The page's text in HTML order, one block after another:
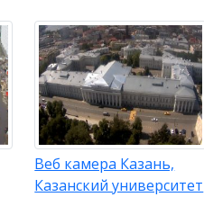
Веб камера Казань,
Казанский университет